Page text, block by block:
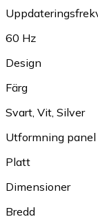
60 Hz
Design
Färg
Svart Vit Silver
Utformning panel
Platt
Dimensioner
Bredd